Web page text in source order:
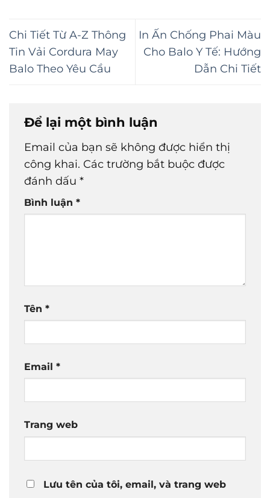
Chi Tiết Từ A-Z Thông
Tin Vải Cordura May
Balo Theo Yêu Cầu
In Ấn Chống Phai Màu
Cho Balo Y Tế: Hướng
Dẫn Chi Tiết
Để lại một bình luận
Email của bạn sẽ không được hiển thị
công khai. Các trường bắt buộc được
đánh dấu *
Bình luận *
Tên *
Email *
Trang web
Lưu tên của tôi, email, và trang web